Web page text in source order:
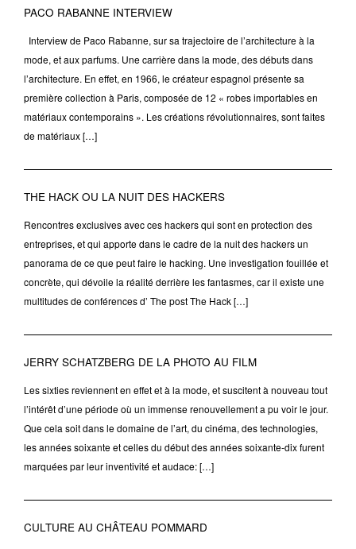
PACO RABANNE INTERVIEW
Interview de Paco Rabanne, sur sa trajectoire de l’architecture à la
mode, et aux parfums. Une carrière dans la mode, des débuts dans
l’architecture. En effet, en 1966, le créateur espagnol présente sa
première collection à Paris, composée de 12 « robes importables en
matériaux contemporains ». Les créations révolutionnaires, sont faites
de matériaux […]
THE HACK OU LA NUIT DES HACKERS
Rencontres exclusives avec ces hackers qui sont en protection des
entreprises, et qui apporte dans le cadre de la nuit des hackers un
panorama de ce que peut faire le hacking. Une investigation fouillée et
concrète, qui dévoile la réalité derrière les fantasmes, car il existe une
multitudes de conférences d’ The post The Hack […]
JERRY SCHATZBERG DE LA PHOTO AU FILM
Les sixties reviennent en effet et à la mode, et suscitent à nouveau tout
l’intérêt d’une période où un immense renouvellement a pu voir le jour.
Que cela soit dans le domaine de l’art, du cinéma, des technologies,
les années soixante et celles du début des années soixante-dix furent
marquées par leur inventivité et audace: […]
CULTURE AU CHÂTEAU POMMARD